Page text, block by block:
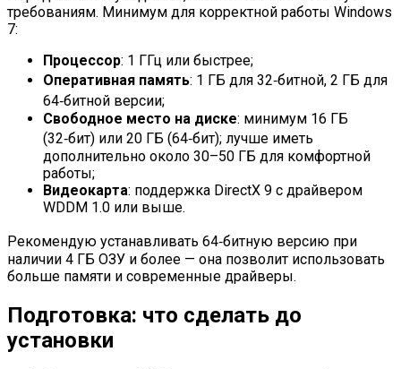
требованиям. Минимум для корректной работы Windows
7:
Процессор: 1 ГГц или быстрее;
Оперативная память: 1 ГБ для 32‑битной, 2 ГБ для
64‑битной версии;
Свободное место на диске: минимум 16 ГБ
(32‑бит) или 20 ГБ (64‑бит); лучше иметь
дополнительно около 30–50 ГБ для комфортной
работы;
Видеокарта: поддержка DirectX 9 с драйвером
WDDM 1.0 или выше.
Рекомендую устанавливать 64‑битную версию при
наличии 4 ГБ ОЗУ и более — она позволит использовать
больше памяти и современные драйверы.
Подготовка: что сделать до
установки